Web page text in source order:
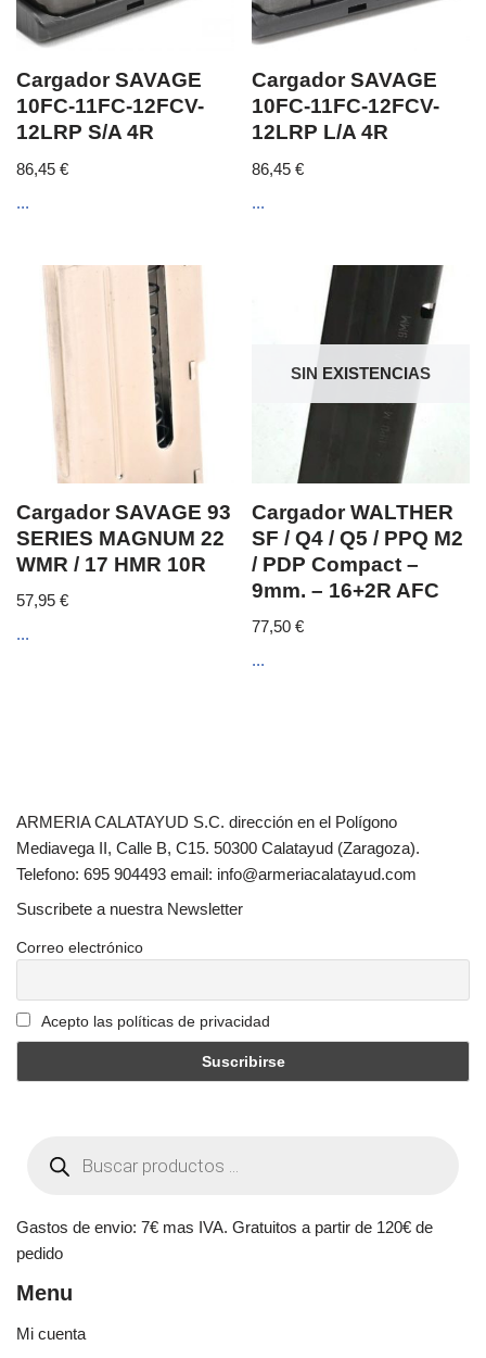
Cargador SAVAGE
10FC-11FC-12FCV-
12LRP S/A 4R
86,45 €
...
Cargador SAVAGE
10FC-11FC-12FCV-
12LRP L/A 4R
86,45€
...
Cargador SAVAGE 93
SERIES MAGNUM 22
WMR / 17 HMR 10R
57,95 €
...
SIN EXISTENCIAS
Cargador WALTHER
SF / Q4 / Q5 / PPQ M2
/ PDP Compact –
9mm. – 16+2R AFC
77,50€
...
ARMERIA CALATAYUD S.C. dirección en el Polígono
Mediavega II, Calle B, C15. 50300 Calatayud (Zaragoza).
Telefono: 695 904493 email: info@armeriacalatayud.com
Suscribete a nuestra Newsletter
Correo electrónico
Acepto las políticas de privacidad
Gastos de envio: 7€ mas IVA. Gratuitos a partir de 120€ de
pedido
Menu
Mi cuenta